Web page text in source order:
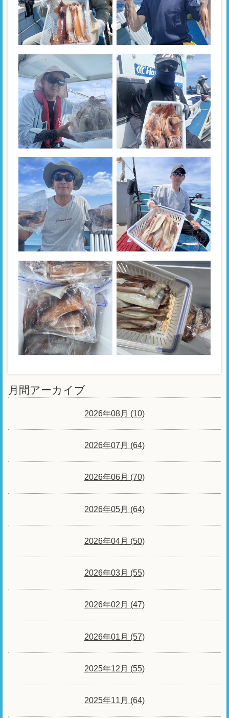
月間アーカイブ
2026年08月 (10)
2026年07月 (64)
2026年06月 (70)
2026年05月 (64)
2026年04月 (50)
2026年03月 (55)
2026年02月 (47)
2026年01月 (57)
2025年12月 (55)
2025年11月 (64)